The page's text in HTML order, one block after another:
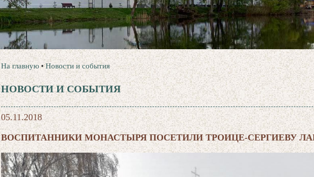
На главную •Новости и события
НОВОСТИ И СОБЫТИЯ
05.11.2018
ВОСПИТАННИКИ МОНАСТЫРЯ ПОСЕТИЛИ ТРОИЦЕ-СЕРГИЕВУ